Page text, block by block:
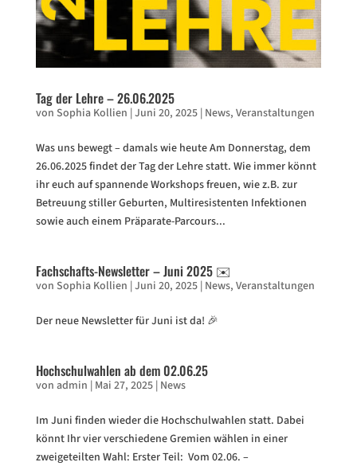
Tag der Lehre – 26.06.2025
von Sophia Kollien |Juni 20, 2025| News, Veranstaltungen
Was uns bewegt – damals wie heute Am Donnerstag, dem
26.06.2025 findet der Tag der Lehre statt. Wie immer könnt
ihr euch auf spannende Workshops freuen, wie z.B. zur
Betreuung stiller Geburten, Multiresistenten Infektionen
sowie auch einem Präparate-Parcours...
Fachschafts-Newsletter – Juni 2025 ✉️
von Sophia Kollien |Juni 20, 2025| News, Veranstaltungen
Der neue Newsletter für Juni ist da! 🎉
Hochschulwahlen ab dem 02.06.25
von admin | Mai 27, 2025| News
Im Juni finden wieder die Hochschulwahlen statt. Dabei
könnt Ihr vier verschiedene Gremien wählen in einer
zweigeteilten Wahl: Erster Teil: Vom 02.06. –